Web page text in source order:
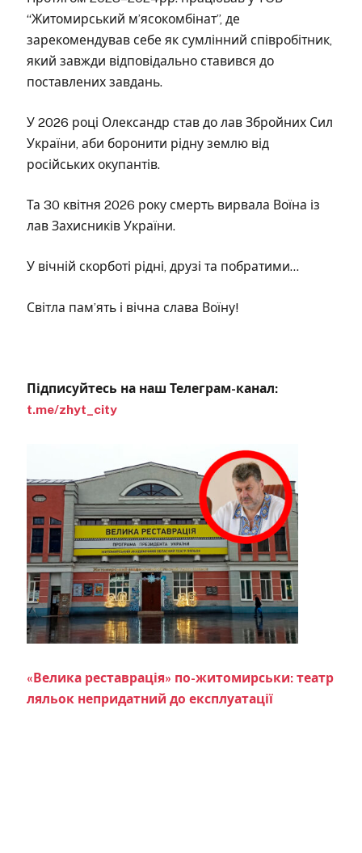
“Житомирський м’ясокомбінат”, де
зарекомендував себе як сумлінний співробітник,
який завжди відповідально ставився до
поставлених завдань.
У 2026 році Олександр став до лав Збройних Сил
України, аби боронити рідну землю від
російських окупантів.
Та 30 квітня 2026 року смерть вирвала Воїна із
лав Захисників України.
У вічній скорботі рідні, друзі та побратими…
Світла пам’ять і вічна слава Воїну!
Підписуйтесь на наш Телеграм-канал:
t.me/zhyt_city
«Велика реставрація» по-житомирськи: театр
ляльок непридатний до експлуатації